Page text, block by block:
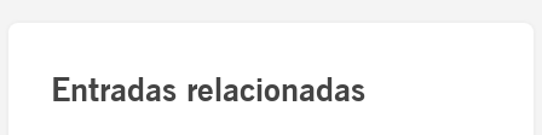
Entradas relacionadas